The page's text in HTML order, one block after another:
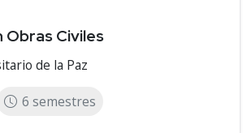
Obras Civiles
de la Paz
6 semestres